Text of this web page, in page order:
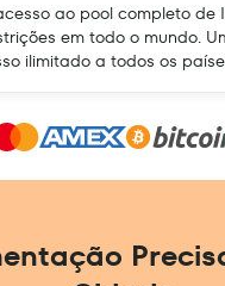
ao pool completo de
em todo o mundo.
ilimitado a todos os